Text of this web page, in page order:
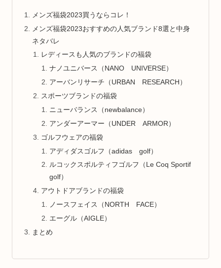
メンズ福袋2023買うならコレ！
メンズ福袋2023おすすめの人気ブランド8選と中身
ネタバレ
レディースも人気のブランドの福袋
ナノユニバース（NANO UNIVERSE）
アーバンリサーチ（URBAN RESEARCH）
スポーツブランドの福袋
ニューバランス（newbalance）
アンダーアーマー（UNDER ARMOR）
ゴルフウェアの福袋
アディダスゴルフ（adidas golf）
ルコックスポルティフゴルフ（Le Coq Sportif
golf）
アウトドアブランドの福袋
ノースフェイス（NORTH FACE）
エーグル（AIGLE）
まとめ